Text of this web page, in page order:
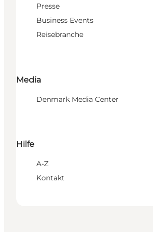
Presse
Business Events
Reisebranche
Media
Denmark Media Center
Hilfe
A-Z
Kontakt